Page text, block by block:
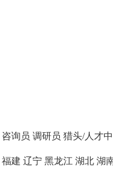
咨询员 调研员 猎头/人才
福建 辽宁 黑龙江 湖北 湖